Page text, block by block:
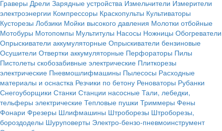
Граверы Дрели Зарядные устройства Измельчители Измерители
электроэнергии Компрессоры Краскопульты Культиваторы
Кусторезы Лобзики Мойки высокого давления Молотки отбойные
Мотобуры Мотопомпы Мультитулы Насосы Ножницы Обогреватели
Опрыскиватели аккумуляторные Опрыскиватели бензиновые
Осушители Отвертки аккумуляторные Перфораторы Пилы
Пистолеты скобозабивные электрические Плиткорезы
электрические Пневмошлифмашины Пылесосы Расходные
материалы и оснастка Резчики по бетону Реноваторы Рубанки
Снегоуборщики Станки Станции насосные Тали, лебедки,
тельферы электрические Тепловые пушки Триммеры Фены
Фонари Фрезеры Шлифмашины Штроборезы Штроборезы,
бороздоделы Шуруповерты Электро-бензо-пневмоинструмент